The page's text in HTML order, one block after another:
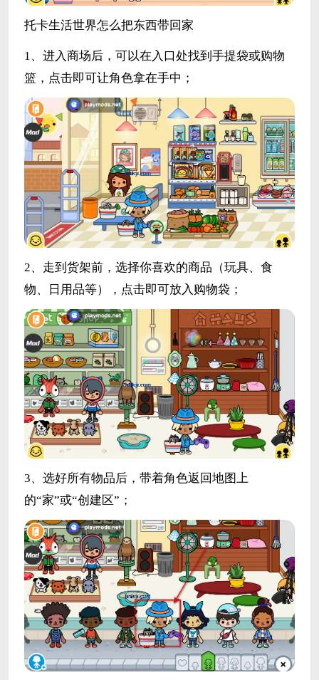
托卡生活世界怎么把东西带回家
1、进入商场后，可以在入口处找到手提袋或购物
篮，点击即可让角色拿在手中；
2、走到货架前，选择你喜欢的商品（玩具、食
物、日用品等），点击即可放入购物袋；
3、选好所有物品后，带着角色返回地图上
的“家”或“创建区”；